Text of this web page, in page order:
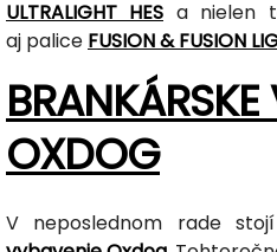
ULTRALIGHT HES a nielen
aj palice FUSION & FUSION
OXDOG
V neposlednom rade